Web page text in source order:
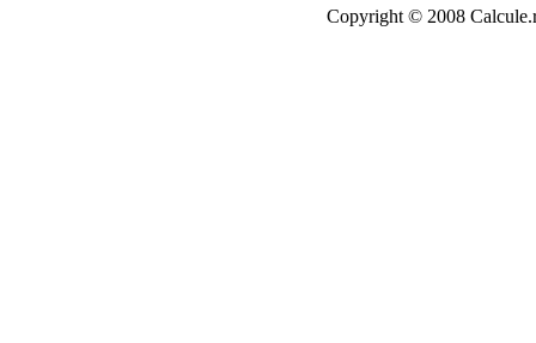
Copyright © 2008